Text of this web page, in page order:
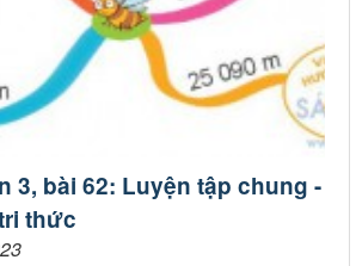
3, bài 62: Luyện tập chung -
thức